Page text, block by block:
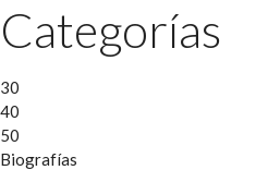
Categorías
30
40
50
Biografías